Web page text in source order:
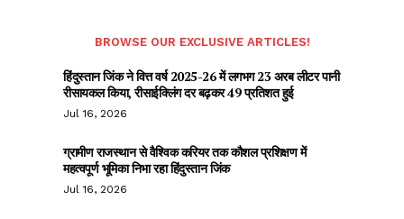
BROWSE OUR EXCLUSIVE ARTICLES!
हिंदुस्तान जिंक ने वित्त वर्ष 2025-26 में लगभग 23 अरब लीटर पानी
रीसायकल किया, रीसाईक्लिंग दर बढ़कर 49 प्रतिशत हुई
Jul 16, 2026
ग्रामीण राजस्थान से वैश्विक करियर तक कौशल प्रशिक्षण में
महत्वपूर्ण भूमिका निभा रहा हिंदुस्तान जिंक
Jul 16, 2026